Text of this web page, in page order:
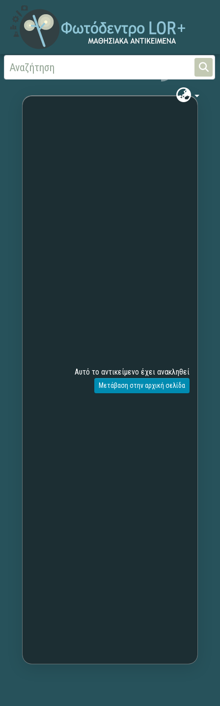
Αρχική Χωρίς τίτλο
Αυτό το αντικείμενο έχει ανακληθεί
Μετάβαση στην αρχική σελίδα